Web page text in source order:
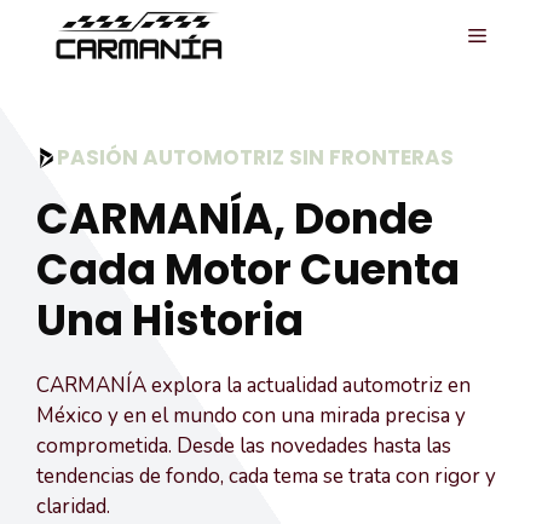
MENÚ
PASIÓN AUTOMOTRIZ SIN FRONTERAS
CARMANÍA, Donde
Cada Motor Cuenta
Una Historia
CARMANÍA explora la actualidad automotriz en
México y en el mundo con una mirada precisa y
comprometida. Desde las novedades hasta las
tendencias de fondo, cada tema se trata con rigor y
claridad.